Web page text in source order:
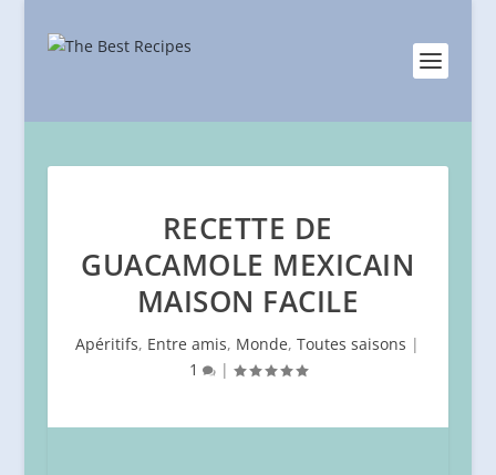
RECETTE DE
GUACAMOLE MEXICAIN
MAISON FACILE
Apéritifs, Entre amis, Monde,Toutes saisons |
1
|